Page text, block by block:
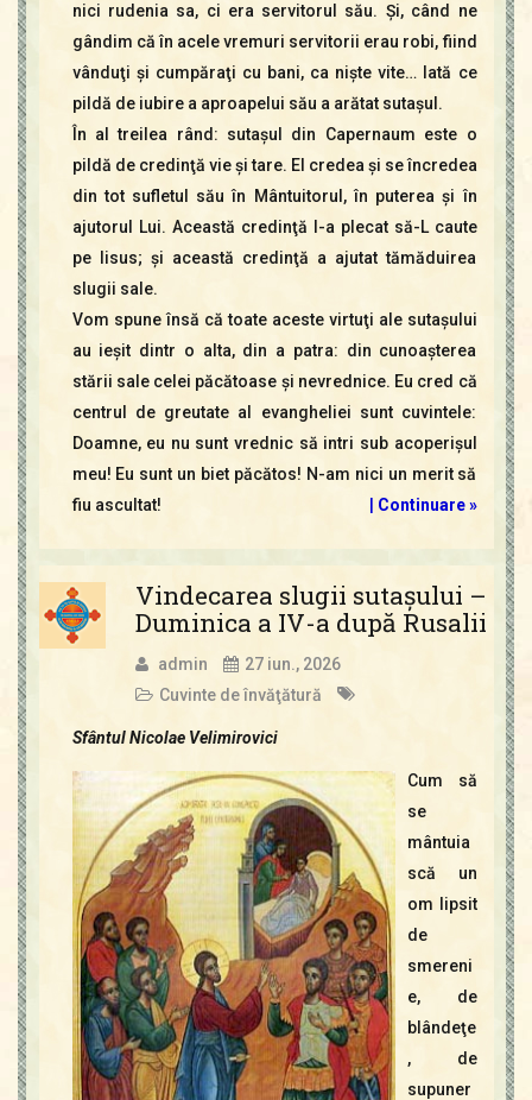
nici rudenia sa, ci era servitorul său. Şi, când ne
gândim că în acele vremuri servitorii erau robi, fiind
vânduţi şi cumpăraţi cu bani, ca nişte vite… Iată ce
pildă de iubire a aproapelui său a arătat sutaşul.
În al treilea rând: sutaşul din Capernaum este o
pildă de credinţă vie şi tare. El credea şi se încredea
din tot sufletul său în Mântuitorul, în puterea şi în
ajutorul Lui. Această credinţă l-a plecat să-L caute
pe Iisus; şi această credinţă a ajutat tămăduirea
slugii sale.
Vom spune însă că toate aceste virtuţi ale sutaşului
au ieşit dintr o alta, din a patra: din cunoaşterea
stării sale celei păcătoase şi nevrednice. Eu cred că
centrul de greutate al evangheliei sunt cuvintele:
Doamne, eu nu sunt vrednic să intri sub acoperişul
meu! Eu sunt un biet păcătos! N-am nici un merit să
fiu ascultat!
Continuare »
Vindecarea slugii sutaşului –
Duminica a IV-a după Rusalii
admin
27 iun., 2026
Cuvinte de învăţătură
Sfântul Nicolae Velimirovici
Cum să
se
mântuia
scă un
om lipsit
de
smereni
e, de
blândeţe
, de
supuner